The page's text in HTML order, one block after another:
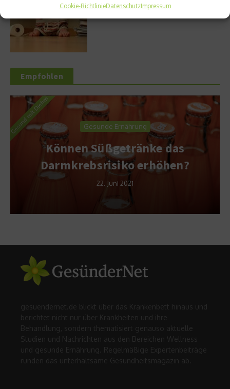
Cookie-RichtlinieDatenschutzImpressum
Stuhlgang – wie oft ist eigentlich normal?
Empfohlen
Gesunde Ernährung
Können Süßgetränke das
Darmkrebsrisiko erhöhen?
22. Juni 2021
gesuendernet.de blickt über das Krankenbett hinaus und
berichtet nicht nur über Krankheiten und ihre
Behandlung, sondern thematisiert genauso aktuelle
Studien und Nachrichten aus den Bereichen Wellness
und gesunde Ernährung. Regelmäßige Expertenbeiträge
runden das unterhaltsame Gesundheitsmagazin ab.